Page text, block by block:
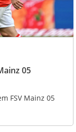
05
FSV Mainz 05